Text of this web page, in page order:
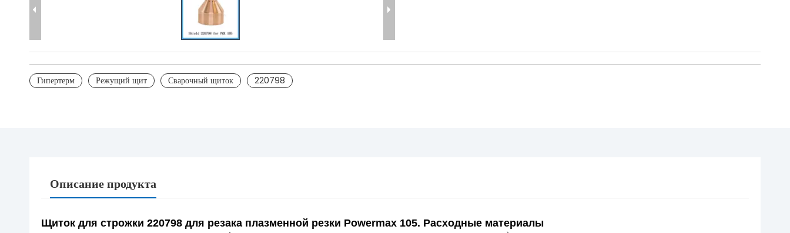
Гипертерм Режущий щит Сварочный щиток 220798
Описание продукта
Щиток для строжки 220798 для резака плазменной резки Powermax 105. Расходные материалы